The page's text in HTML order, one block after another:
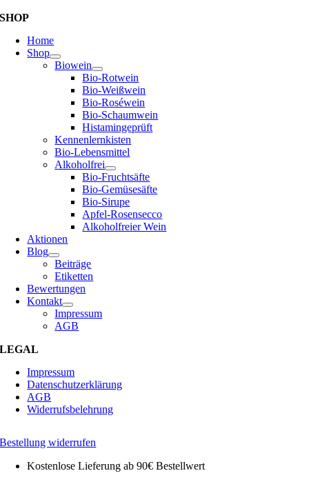
SHOP
Home
Shop
Biowein
Bio-Rotwein
Bio-Weißwein
Bio-Roséwein
Bio-Schaumwein
Histamingeprüft
Kennenlernkisten
Bio-Lebensmittel
Alkoholfrei
Bio-Fruchtsäfte
Bio-Gemüsesäfte
Bio-Sirupe
Apfel-Rosensecco
Alkoholfreier Wein
Aktionen
Blog
Beiträge
Etiketten
Bewertungen
Kontakt
Impressum
AGB
LEGAL
Impressum
Datenschutzerklärung
AGB
Widerrufsbelehrung
Bestellung widerrufen
Kostenlose Lieferung ab 90€ Bestellwert